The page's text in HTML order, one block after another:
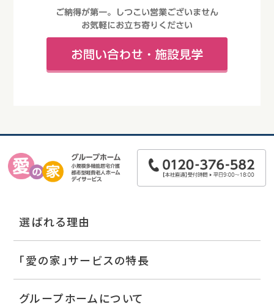
選ばれる理由
「愛の家」サービスの特長
グループホームについて